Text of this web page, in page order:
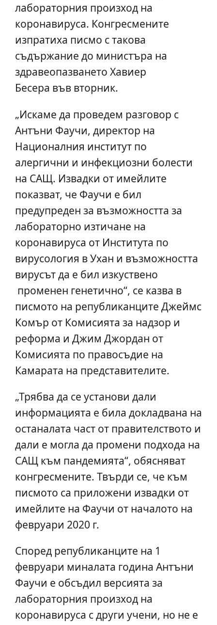
лабораторния произход на
коронавируса. Конгресмените
изпратиха писмо с такова
съдържание до министъра на
здравеопазването Хавиер
Бесера във вторник.
„Искаме да проведем разговор с
Антъни Фаучи, директор на
Националния институт по
алергични и инфекциозни болести
на САЩ. Извадки от имейлите
показват, че Фаучи е бил
предупреден за възможността за
лабораторно изтичане на
коронавируса от Института по
вирусология в Ухан и възможността
вирусът да е бил изкуствено
променен генетично“, се казва в
писмото на републиканците Джеймс
Комър от Комисията за надзор и
реформа и Джим Джордан от
Комисията по правосъдие на
Камарата на представителите.
„Трябва да се установи дали
информацията е била докладвана на
останалата част от правителството и
дали е могла да промени подхода на
САЩ към пандемията“, обясняват
конгресмените. Твърди се, че към
писмото са приложени извадки от
имейлите на Фаучи от началото на
февруари 2020 г.
Според републиканците на 1
февруари миналата година Антъни
Фаучи е обсъдил версията за
лабораторния произход на
коронавируса с други учени, но не е